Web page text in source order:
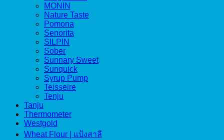
MONIN
Nature Taste
Pomona
Senorita
SILPIN
Sober
Sunnary Sweet
Sunquick
Syrup Pump
Teisseire
Tenju
Tanju
Thermometer
Westgold
Wheat Flour | แป้งสาลี